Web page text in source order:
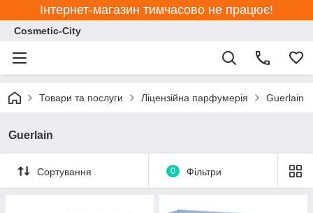
Інтернет-магазин тимчасово не працює!
Cosmetic-City
Товари та послуги Ліцензійна парфумерія Guerlain
Guerlain
Сортування 0 Фільтри